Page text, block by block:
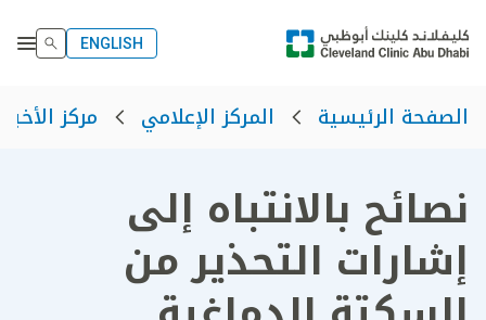
ENGLISH
الصفحة الرئيسية المركز الإعلامي مركز الأخبار
نصائح بالانتباه إلى
إشارات التحذير من